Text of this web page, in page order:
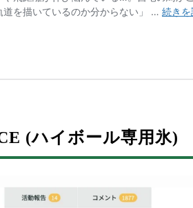
(ハイボール専用氷)